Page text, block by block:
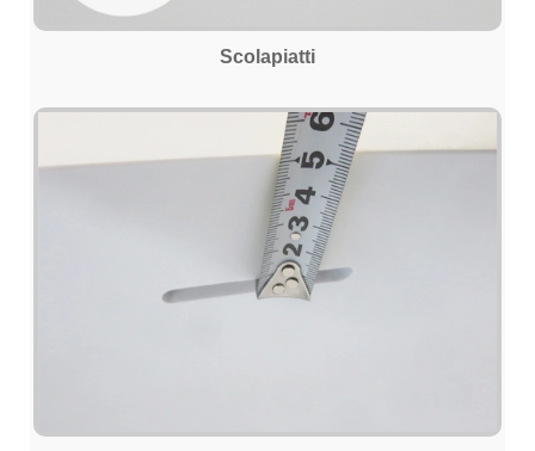
Scolapiatti